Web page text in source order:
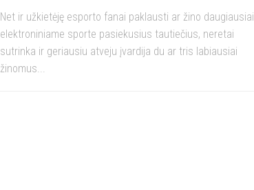
Net ir užkietėję esporto fanai paklausti ar žino daugiausiai
elektroniniame sporte pasiekusius tautiečius, neretai
sutrinka ir geriausiu atveju įvardija du ar tris labiausiai
žinomus...